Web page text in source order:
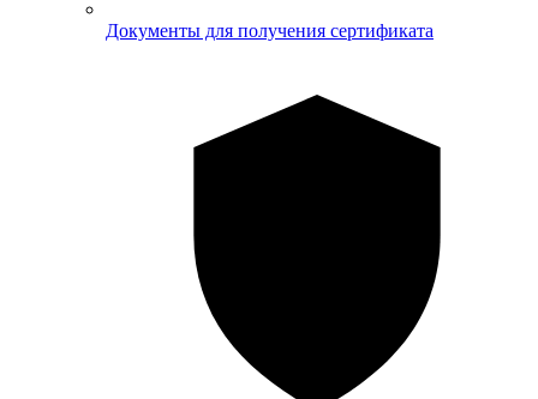
Документы для получения сертификата